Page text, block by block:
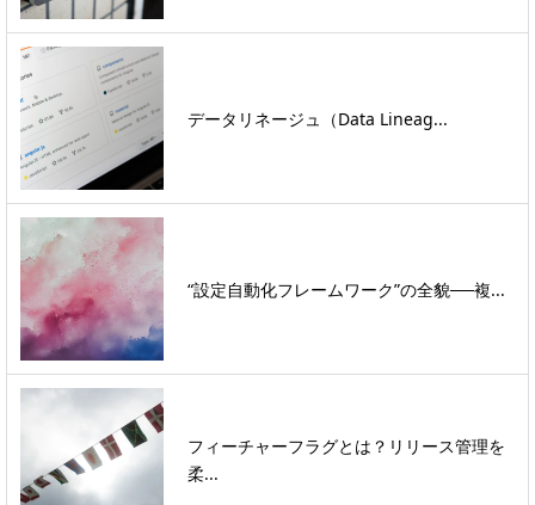
データリネージュ（Data Lineag...
“設定自動化フレームワーク”の全貌──複...
フィーチャーフラグとは？リリース管理を
柔...